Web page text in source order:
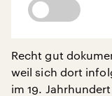
Recht gut
weil sich dort
im 19.